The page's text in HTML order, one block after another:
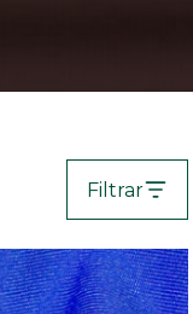
Filtrar